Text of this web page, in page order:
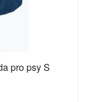
pro psy S